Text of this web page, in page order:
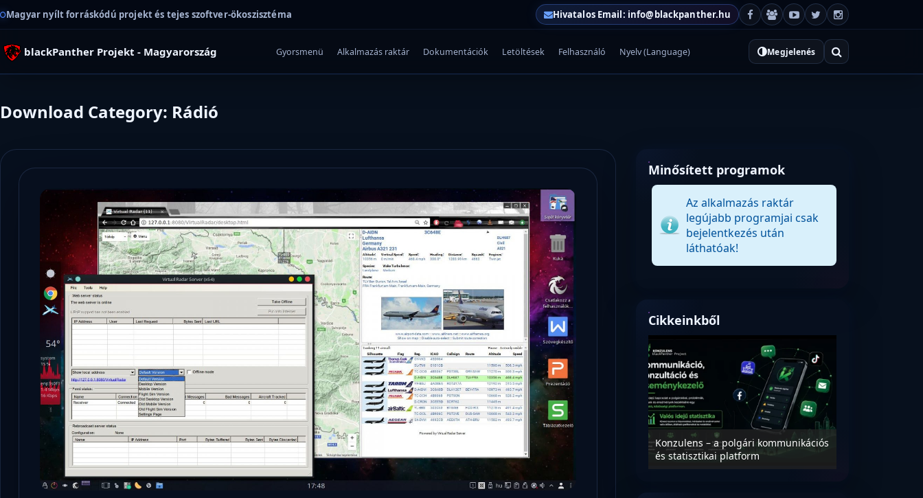
Magyar nyílt forráskódú projekt és tejes szoftver-ökoszisztéma Hivatalos Email: info@blackpanther.hu
blackPanther Projekt - Magyarország Gyorsmenü Alkalmazás raktár Dokumentációk Letöltések Felhasználó Nyelv (Language) Megjelenés
Download Category: Rádió
Minősített programok
Az alkalmazás raktár
legújabb programjai csak
bejelentkezés után
láthatóak!
Cikkeinkből
Microsoft odaadta a kulcsokat a
hatóságoknak, hogy visszafejthessék
az adatokat.
Konzulens – a polgári kommunikációs
és statisztikai platform